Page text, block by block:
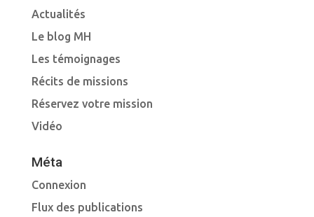
Actualités
Le blog MH
Les témoignages
Récits de missions
Réservez votre mission
Vidéo
Méta
Connexion
Flux des publications